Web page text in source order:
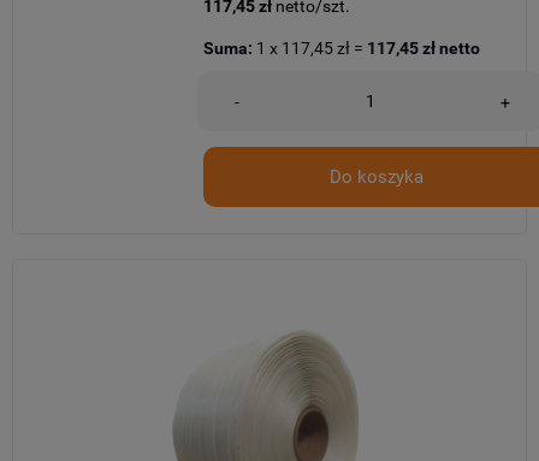
117,45 zł netto/szt.
- +
Do koszyka
Suma: 1 x 117,45 zł = 117,45 złnetto